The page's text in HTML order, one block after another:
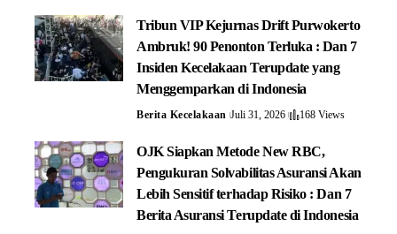
Tribun VIP Kejurnas Drift Purwokerto
Ambruk! 90 Penonton Terluka : Dan 7
Insiden Kecelakaan Terupdate yang
Menggemparkan di Indonesia
Berita Kecelakaan Juli 31, 2026 168 Views
OJK Siapkan Metode New RBC,
Pengukuran Solvabilitas Asuransi Akan
Lebih Sensitif terhadap Risiko : Dan 7
Berita Asuransi Terupdate di Indonesia